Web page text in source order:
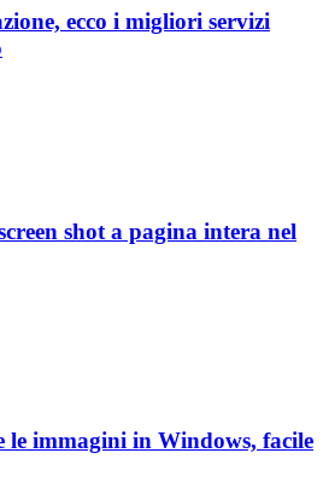
ecco i migliori servizi
shot a pagina intera nel
le immagini in Windows, facile